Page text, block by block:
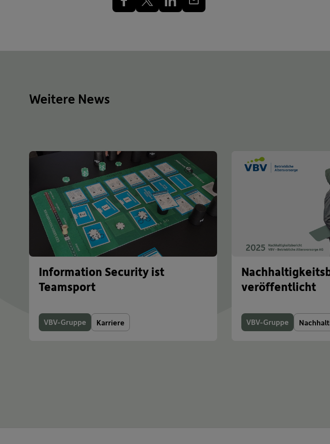
Weitere News
Information Security ist
Teamsport
VBV-Gruppe Karriere
veröffentlicht
VBV-Gruppe